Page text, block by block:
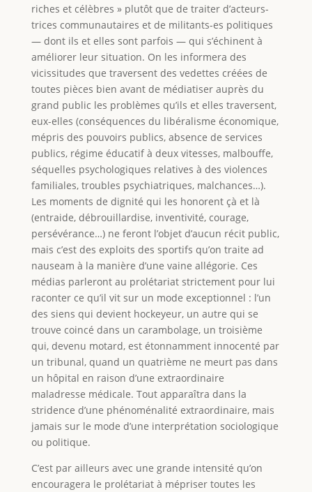
riches et célèbres » plutôt que de traiter d’acteurs-
trices communautaires et de militants-es politiques
— dont ils et elles sont parfois — qui s’échinent à
améliorer leur situation. On les informera des
vicissitudes que traversent des vedettes créées de
toutes pièces bien avant de médiatiser auprès du
grand public les problèmes qu’ils et elles traversent,
eux-elles (conséquences du libéralisme économique,
mépris des pouvoirs publics, absence de services
publics, régime éducatif à deux vitesses, malbouffe,
séquelles psychologiques relatives à des violences
familiales, troubles psychiatriques, malchances…).
Les moments de dignité qui les honorent çà et là
(entraide, débrouillardise, inventivité, courage,
persévérance…) ne feront l’objet d’aucun récit public,
mais c’est des exploits des sportifs qu’on traite ad
nauseam à la manière d’une vaine allégorie. Ces
médias parleront au prolétariat strictement pour lui
raconter ce qu’il vit sur un mode exceptionnel : l’un
des siens qui devient hockeyeur, un autre qui se
trouve coincé dans un carambolage, un troisième
qui, devenu motard, est étonnamment innocenté par
un tribunal, quand un quatrième ne meurt pas dans
un hôpital en raison d’une extraordinaire
maladresse médicale. Tout apparaîtra dans la
stridence d’une phénoménalité extraordinaire, mais
jamais sur le mode d’une interprétation sociologique
ou politique.
C’est par ailleurs avec une grande intensité qu’on
encouragera le prolétariat à mépriser toutes les